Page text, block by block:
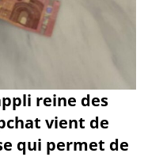
reine des
vient de
qui permet de